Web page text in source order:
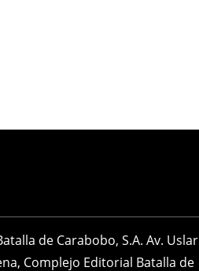
de Carabobo, S.A. Av. Uslar
Complejo Editorial Batalla de